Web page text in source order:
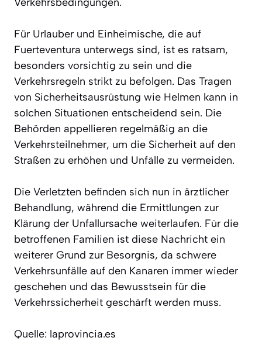
Für Urlauber und Einheimische, die auf
Fuerteventura unterwegs sind, ist es ratsam,
besonders vorsichtig zu sein und die
Verkehrsregeln strikt zu befolgen. Das Tragen
von Sicherheitsausrüstung wie Helmen kann in
solchen Situationen entscheidend sein. Die
Behörden appellieren regelmäßig an die
Verkehrsteilnehmer, um die Sicherheit auf den
Straßen zu erhöhen und Unfälle zu vermeiden.
Die Verletzten befinden sich nun in ärztlicher
Behandlung, während die Ermittlungen zur
Klärung der Unfallursache weiterlaufen. Für die
betroffenen Familien ist diese Nachricht ein
weiterer Grund zur Besorgnis, da schwere
Verkehrsunfälle auf den Kanaren immer wieder
geschehen und das Bewusstsein für die
Verkehrssicherheit geschärft werden muss.
Quelle: laprovincia.es